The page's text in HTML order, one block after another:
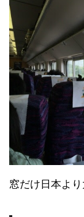
窓だけ日本より